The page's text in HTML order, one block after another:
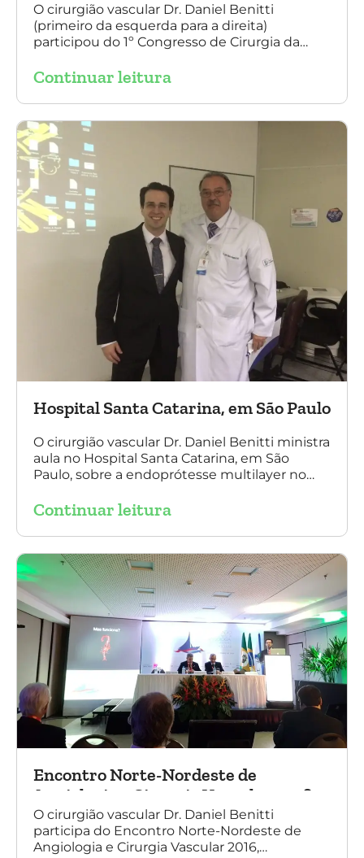
O cirurgião vascular Dr. Daniel Benitti
(primeiro da esquerda para a direita)
participou do 1º Congresso de Cirurgia da
de cirurgia endovascular. O evento também
Amato e do Dr. Adnam Neser.
Continuar leitura
Hospital Santa Catarina, em São Paulo
O cirurgião vascular Dr. Daniel Benitti ministra
aula no Hospital Santa Catarina, em São
Paulo, sobre a endoprótesse multilayer no
experiência nacional e mundial com esta
Daniel Benitti e à direita Dr. Carlos Alberto
Fernandes Costa)
Continuar leitura
Encontro Norte-Nordeste de
Angiologia e Cirurgia Vascular 2016
O cirurgião vascular Dr. Daniel Benitti
participa do Encontro Norte-Nordeste de
Angiologia e Cirurgia Vascular 2016,